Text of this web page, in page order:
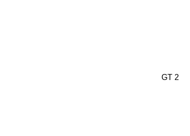
GT 2